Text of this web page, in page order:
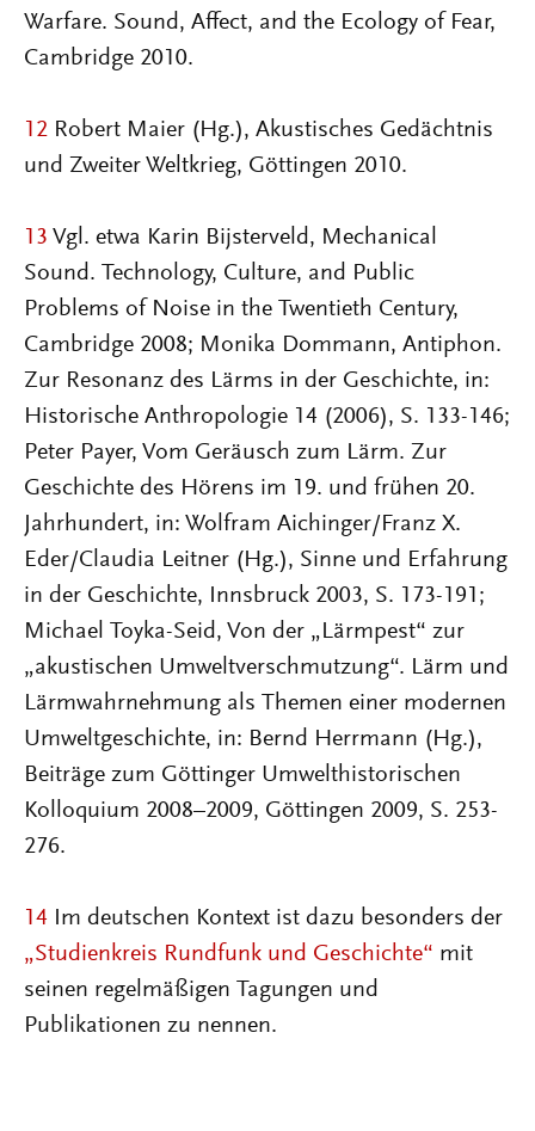
Warfare. Sound, Affect, and the Ecology of Fear,
Cambridge 2010.
12 Robert Maier (Hg.), Akustisches Gedächtnis
und Zweiter Weltkrieg, Göttingen 2010.
13 Vgl. etwa Karin Bijsterveld, Mechanical
Sound. Technology, Culture, and Public
Problems of Noise in the Twentieth Century,
Cambridge 2008; Monika Dommann, Antiphon.
Zur Resonanz des Lärms in der Geschichte, in:
Historische Anthropologie 14 (2006), S. 133-146;
Peter Payer, Vom Geräusch zum Lärm. Zur
Geschichte des Hörens im 19. und frühen 20.
Jahrhundert, in: Wolfram Aichinger/Franz X.
Eder/Claudia Leitner (Hg.), Sinne und Erfahrung
in der Geschichte, Innsbruck 2003, S. 173-191;
Michael Toyka-Seid, Von der „Lärmpest“ zur
„akustischen Umweltverschmutzung“. Lärm und
Lärmwahrnehmung als Themen einer modernen
Umweltgeschichte, in: Bernd Herrmann (Hg.),
Beiträge zum Göttinger Umwelthistorischen
Kolloquium 2008–2009, Göttingen 2009, S. 253-
276.
14 Im deutschen Kontext ist dazu besonders der
„Studienkreis Rundfunk und Geschichte“ mit
seinen regelmäßigen Tagungen und
Publikationen zu nennen.